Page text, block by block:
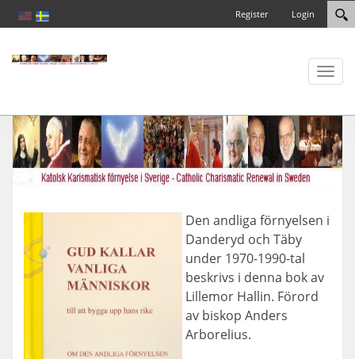
Login
Register
Toggle
Den andliga förnyelsen i
Danderyd och Täby
under 1970-1990-tal
beskrivs i denna bok av
Lillemor Hallin. Förord
av biskop Anders
Arborelius.